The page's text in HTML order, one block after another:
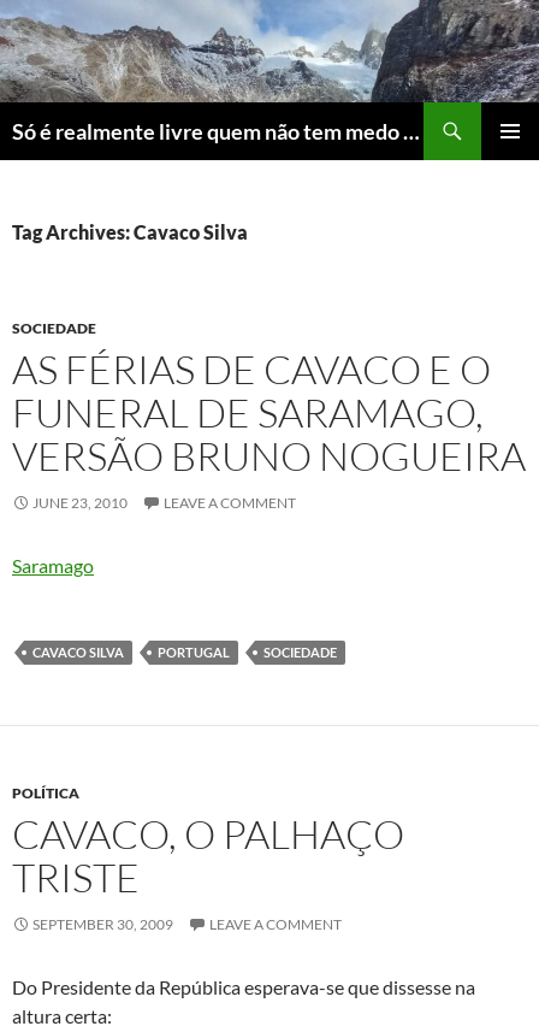
Skip
to
content
Só é realmente livre quem não tem medo do ridículo
Tag Archives: Cavaco Silva
SOCIEDADE
AS FÉRIAS DE CAVACO E O
FUNERAL DE SARAMAGO,
VERSÃO BRUNO NOGUEIRA
JUNE 23, 2010 LEAVE A COMMENT
Saramago
CAVACO SILVA PORTUGAL SOCIEDADE
POLÍTICA
CAVACO, O PALHAÇO
TRISTE
SEPTEMBER 30, 2009 LEAVE A COMMENT
Do Presidente da República esperava-se que dissesse na
altura certa: